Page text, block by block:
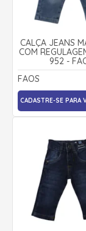
CALÇA JEANS
COM
952 -
FAOS
CADASTRE-SE PARA